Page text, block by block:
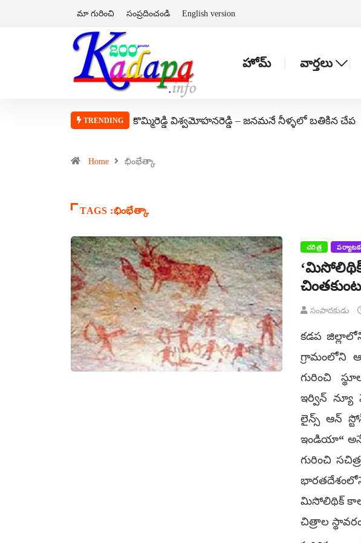
మా గురించి సంప్రదించండి English version
హోమ్ వార్తలు
TRENDING కొమ్మిరెడ్డి విశ్వమోహనరెడ్డి – జనమనే నీళ్ళలో బతికిన చేప
Home భింభేత్కా
TAGS :భింభేత్కా
చరిత్ర
చింతకుంట
సంపాదకుడు
కడప
గ్రామంలోని
గురించి
ఇర్విన్‌ న్యూ
లైన్స్‌ ఆన్‌
ఇండియా“ అనే
గురించి
మిసోలిథిక్‌
చిత్రాల